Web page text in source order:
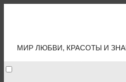
МИР ЛЮБВИ, КРАСОТЫ И